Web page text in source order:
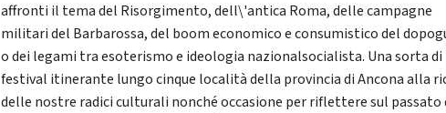
affronti il tema del Risorgimento, dell\'antica Roma, delle campagne
militari del Barbarossa, del boom economico e consumistico del
o dei legami tra esoterismo e ideologia nazionalsocialista. Una sorta di
festival itinerante lungo cinque località della provincia di Ancona alla
delle nostre radici culturali nonché occasione per riflettere sul passato